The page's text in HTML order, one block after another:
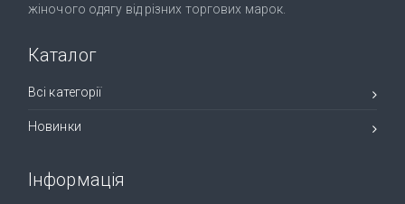
жіночого одягу від різних торгових марок.
Каталог
Всі категорії
Новинки
Інформація